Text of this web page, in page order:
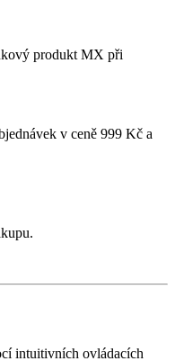
produkt MX při
v ceně 999 Kč a
intuitivních ovládacích